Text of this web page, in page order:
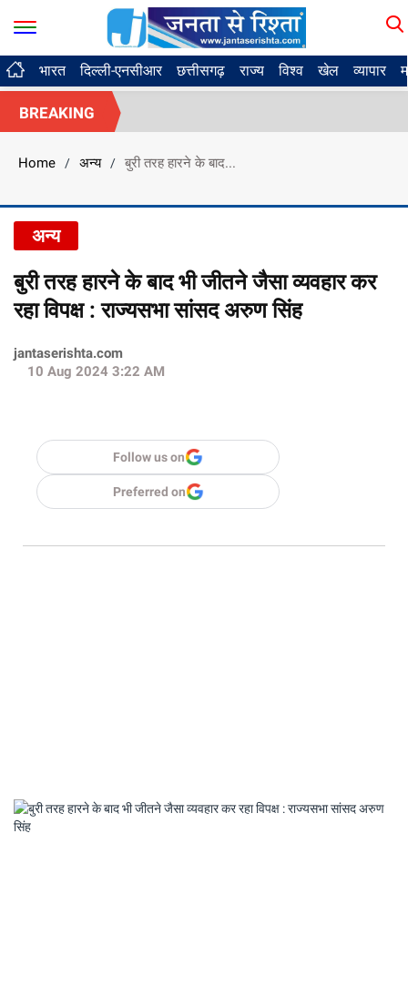
भारत दिल्ली-एनसीआर छत्तीसगढ़ राज्य विश्व खेल व्यापार
BREAKING
Home / अन्य / बुरी तरह हारने के बाद...
अन्य
बुरी तरह हारने के बाद भी जीतने जैसा व्यवहार कर
रहा विपक्ष : राज्यसभा सांसद अरुण सिंह
jantaserishta.com
10 Aug 2024 3:22 AM
Follow us on
Preferred on